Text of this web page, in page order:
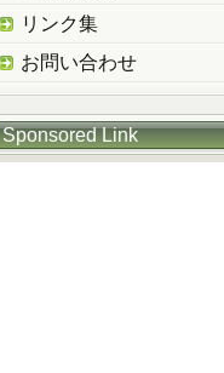
リンク集
お問い合わせ
Sponsored Link